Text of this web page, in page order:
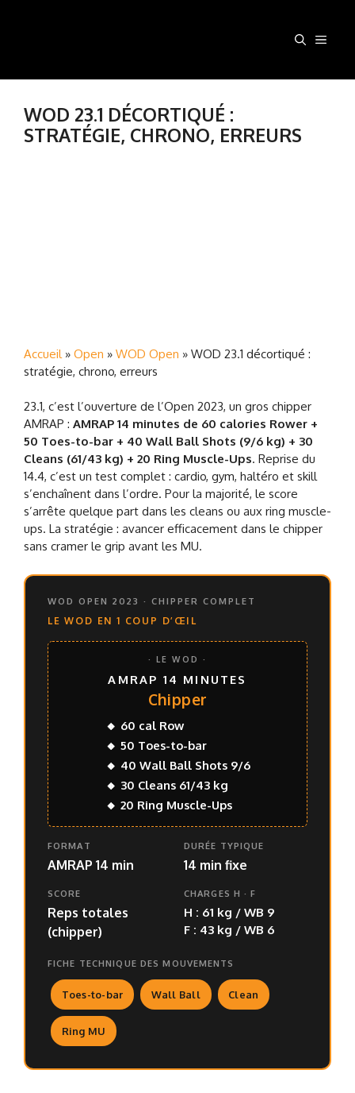
WOD 23.1 DÉCORTIQUÉ :
STRATÉGIE, CHRONO, ERREURS
Accueil » Open » WOD Open » WOD 23.1 décortiqué :
stratégie, chrono, erreurs
23.1, c’est l’ouverture de l’Open 2023, un gros chipper
AMRAP : AMRAP 14 minutes de 60 calories Rower +
50 Toes-to-bar + 40 Wall Ball Shots (9/6 kg) + 30
Cleans (61/43 kg) + 20 Ring Muscle-Ups. Reprise du
14.4, c’est un test complet : cardio, gym, haltéro et skill
s’enchaînent dans l’ordre. Pour la majorité, le score
s’arrête quelque part dans les cleans ou aux ring muscle-
ups. La stratégie : avancer efficacement dans le chipper
sans cramer le grip avant les MU.
WOD OPEN 2023 · CHIPPER COMPLET
LE WOD EN 1 COUP D’ŒIL
· LE WOD ·
AMRAP 14 MINUTES
Chipper
🔸 60 cal Row
🔸 50 Toes-to-bar
🔸 40 Wall Ball Shots 9/6
🔸 30 Cleans 61/43 kg
🔸 20 Ring Muscle-Ups
FORMAT
AMRAP 14 min
DURÉE TYPIQUE
14 min fixe
SCORE
Reps totales
(chipper)
CHARGES H · F
H : 61 kg / WB 9
F : 43 kg / WB 6
FICHE TECHNIQUE DES MOUVEMENTS
Toes-to-bar Wall Ball Clean
Ring MU